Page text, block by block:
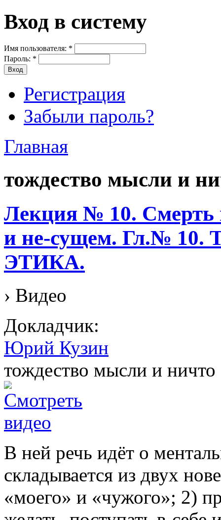
Вход в систему
Имя пользователя: *
Пароль: *
Регистрация
Забыли пароль?
Главная
тождество мысли и
Лекция № 10. Смерть
и не-сущем. Гл.№
ЭТИКА.
› Видео
Докладчик:
Юрий Кузин
тождество мысли и ничто
В ней речь идёт о
складывается из двух
«моего» и «чужого»; 2)